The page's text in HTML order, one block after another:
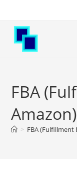
FBA
Amazon)
> FBA (Fulfillment